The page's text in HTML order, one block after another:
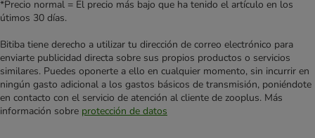
*Precio normal = El precio más bajo que ha tenido el artículo en los
útimos 30 días.
Bitiba tiene derecho a utilizar tu dirección de correo electrónico para
enviarte publicidad directa sobre sus propios productos o servicios
similares. Puedes oponerte a ello en cualquier momento, sin incurrir en
ningún gasto adicional a los gastos básicos de transmisión, poniéndote
en contacto con el servicio de atención al cliente de zooplus. Más
información sobre protección de datos